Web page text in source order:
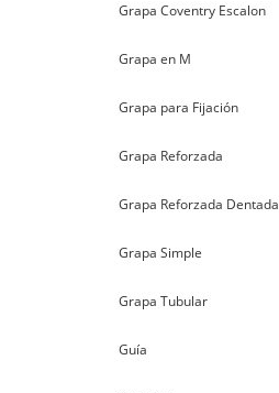
Grapa Coventry Escalon
Grapa en M
Grapa para Fijación
Grapa Reforzada
Grapa Reforzada Dentada
Grapa Simple
Grapa Tubular
Guía